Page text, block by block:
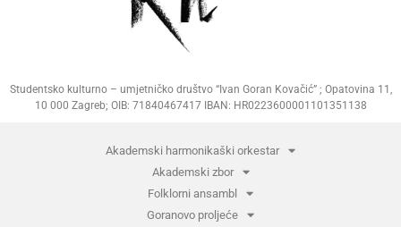
Studentsko kulturno – umjetničko društvo “Ivan Goran Kovačić” ; Opatovina 11,
10 000 Zagreb; OIB: 71840467417 IBAN: HR0223600001101351138
Akademski harmonikaški orkestar
Akademski zbor
Folklorni ansambl
Goranovo proljeće